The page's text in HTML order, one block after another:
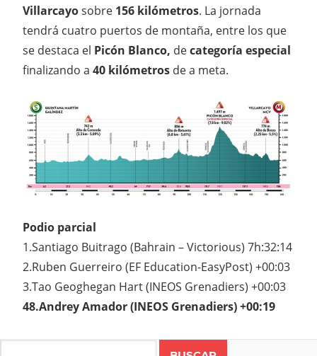
Villarcayosobre 156 kilómetros. La jornada
tendrá cuatro puertos de montaña, entre los que
se destaca el Picón Blanco, decategoría especial
finalizando a 40 kilómetros de a meta.
Podio parcial
1.Santiago Buitrago (Bahrain – Victorious) 7h:32:14
2.Ruben Guerreiro (EF Education-EasyPost) +00:03
3.Tao Geoghegan Hart (INEOS Grenadiers) +00:03
48.Andrey Amador (INEOS Grenadiers) +00:19
AMADOR